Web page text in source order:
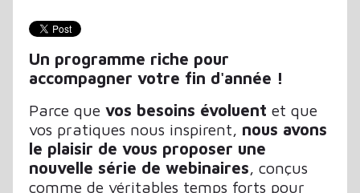
Un programme riche pour
accompagner votre fin d'année !
Parce que vos besoins évoluent et que
vos pratiques nous inspirent, nous avons
le plaisir de vous proposer une
nouvelle série de webinaires, conçus
comme de véritables temps forts pour